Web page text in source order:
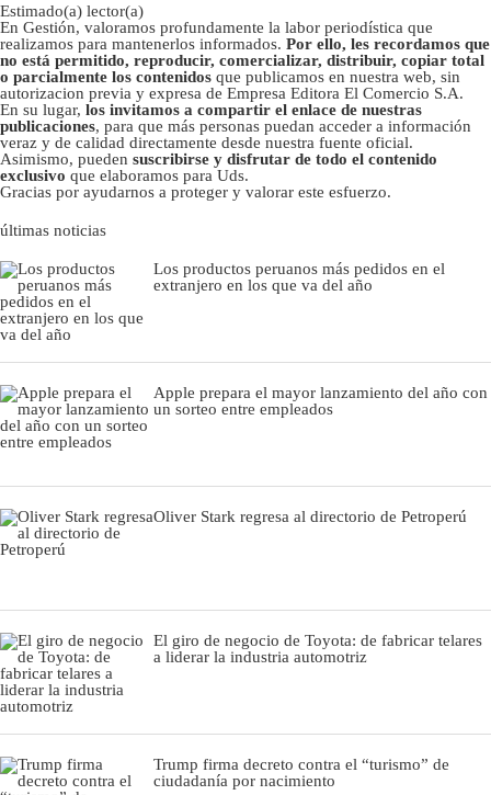
Estimado(a) lector(a)
En Gestión, valoramos profundamente la labor periodística que
realizamos para mantenerlos informados. Por ello, les recordamos que
no está permitido, reproducir, comercializar, distribuir, copiar total
o parcialmente los contenidos que publicamos en nuestra web, sin
autorizacion previa y expresa de Empresa Editora El Comercio S.A.
En su lugar, los invitamos a compartir el enlace de nuestras
publicaciones, para que más personas puedan acceder a información
veraz y de calidad directamente desde nuestra fuente oficial.
Asimismo, pueden suscribirse y disfrutar de todo el contenido
exclusivo que elaboramos para Uds.
Gracias por ayudarnos a proteger y valorar este esfuerzo.
últimas noticias
Los productos peruanos más pedidos en el
extranjero en los que va del año
Apple prepara el mayor lanzamiento del año con
un sorteo entre empleados
Oliver Stark regresa al directorio de Petroperú
El giro de negocio de Toyota: de fabricar telares
a liderar la industria automotriz
Trump firma decreto contra el “turismo” de
ciudadanía por nacimiento